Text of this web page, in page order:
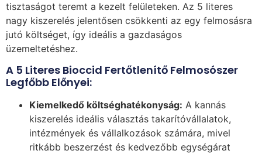
tisztaságot teremt a kezelt felületeken. Az 5 literes
nagy kiszerelés jelentősen csökkenti az egy felmosásra
jutó költséget, így ideális a gazdaságos
üzemeltetéshez.
A 5 Literes Bioccid Fertőtlenítő Felmosószer
Legfőbb Előnyei:
Kiemelkedő költséghatékonyság: A kannás
kiszerelés ideális választás takarítóvállalatok,
intézmények és vállalkozások számára, mivel
ritkább beszerzést és kedvezőbb egységárat